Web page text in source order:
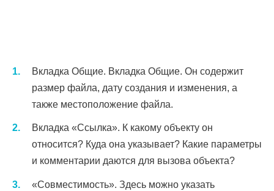
Вкладка Общие. Вкладка Общие. Он содержит
размер файла, дату создания и изменения, а
также местоположение файла.
Вкладка «Ссылка». К какому объекту он
относится? Куда она указывает? Какие параметры
и комментарии даются для вызова объекта?
«Совместимость». Здесь можно указать